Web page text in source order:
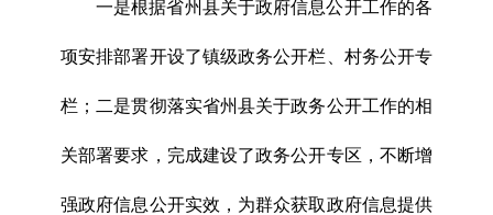
一是根据省州县关于政府信息公开工作的各
项安排部署开设了镇级政务公开栏、村务公开专
栏；二是贯彻落实省州县关于政务公开工作的相
关部署要求，完成建设了政务公开专区，不断增
强政府信息公开实效，为群众获取政府信息提供